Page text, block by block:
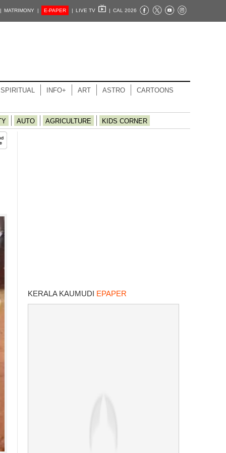
MATRIMONY | E-PAPER | LIVE TV | CAL 2026
SPIRITUAL INFO+ ART ASTRO CARTOONS
AUTO AGRICULTURE KIDS CORNER
KERALA KAUMUDI EPAPER